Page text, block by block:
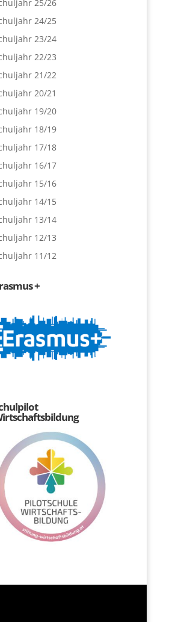
25/26
24/25
23/24
22/23
21/22
20/21
19/20
18/19
17/18
16/17
15/16
14/15
13/14
12/13
11/12
+